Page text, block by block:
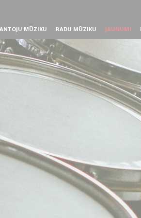
MŪZIKU RADU MŪZIKU JAUNUMI